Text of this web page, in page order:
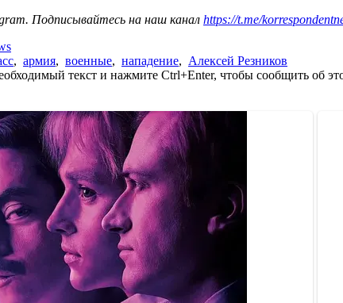
Подписывайтесь на наш канал https://t.me/
, армия, военные, нападение, Алексей Резников
текст и нажмите Ctrl+Enter, чтобы сообщить об